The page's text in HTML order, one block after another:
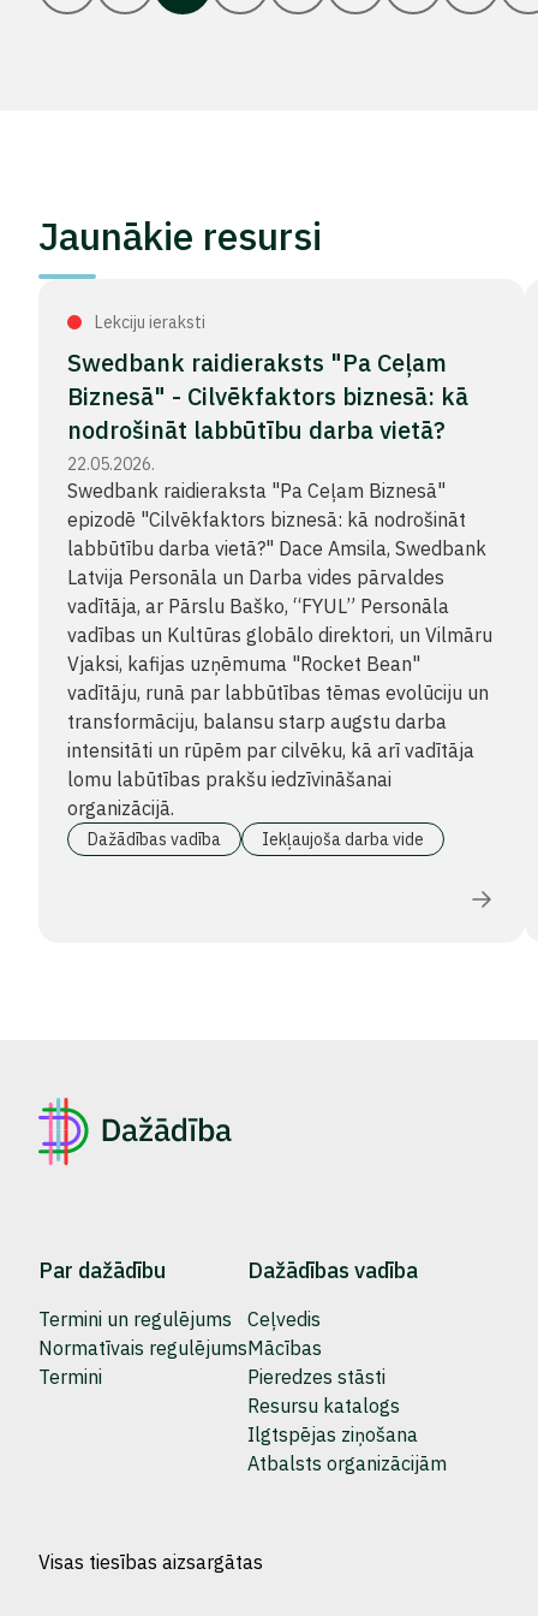
Jaunākie resursi
Lekciju ieraksti
Swedbank raidieraksts "Pa Ceļam
Biznesā" - Cilvēkfaktors biznesā: kā
nodrošināt labbūtību darba vietā?
22.05.2026.
Swedbank raidieraksta "Pa Ceļam Biznesā"
epizodē "Cilvēkfaktors biznesā: kā nodrošināt
labbūtību darba vietā?" Dace Amsila, Swedbank
Latvija Personāla un Darba vides pārvaldes
vadītāja, ar Pārslu Baško, “FYUL” Personāla
vadības un Kultūras globālo direktori, un Vilmāru
Vjaksi, kafijas uzņēmuma "Rocket Bean"
vadītāju, runā par labbūtības tēmas evolūciju un
transformāciju, balansu starp augstu darba
intensitāti un rūpēm par cilvēku, kā arī vadītāja
lomu labūtības prakšu iedzīvināšanai
organizācijā.
Dažādības vadība Iekļaujoša darba vide
Par dažādību
Termini un regulējums
Normatīvais regulējums
Termini
Dažādības vadība
Ceļvedis
Mācības
Pieredzes stāsti
Resursu katalogs
Ilgtspējas ziņošana
Atbalsts organizācijām
Visas tiesības aizsargātas